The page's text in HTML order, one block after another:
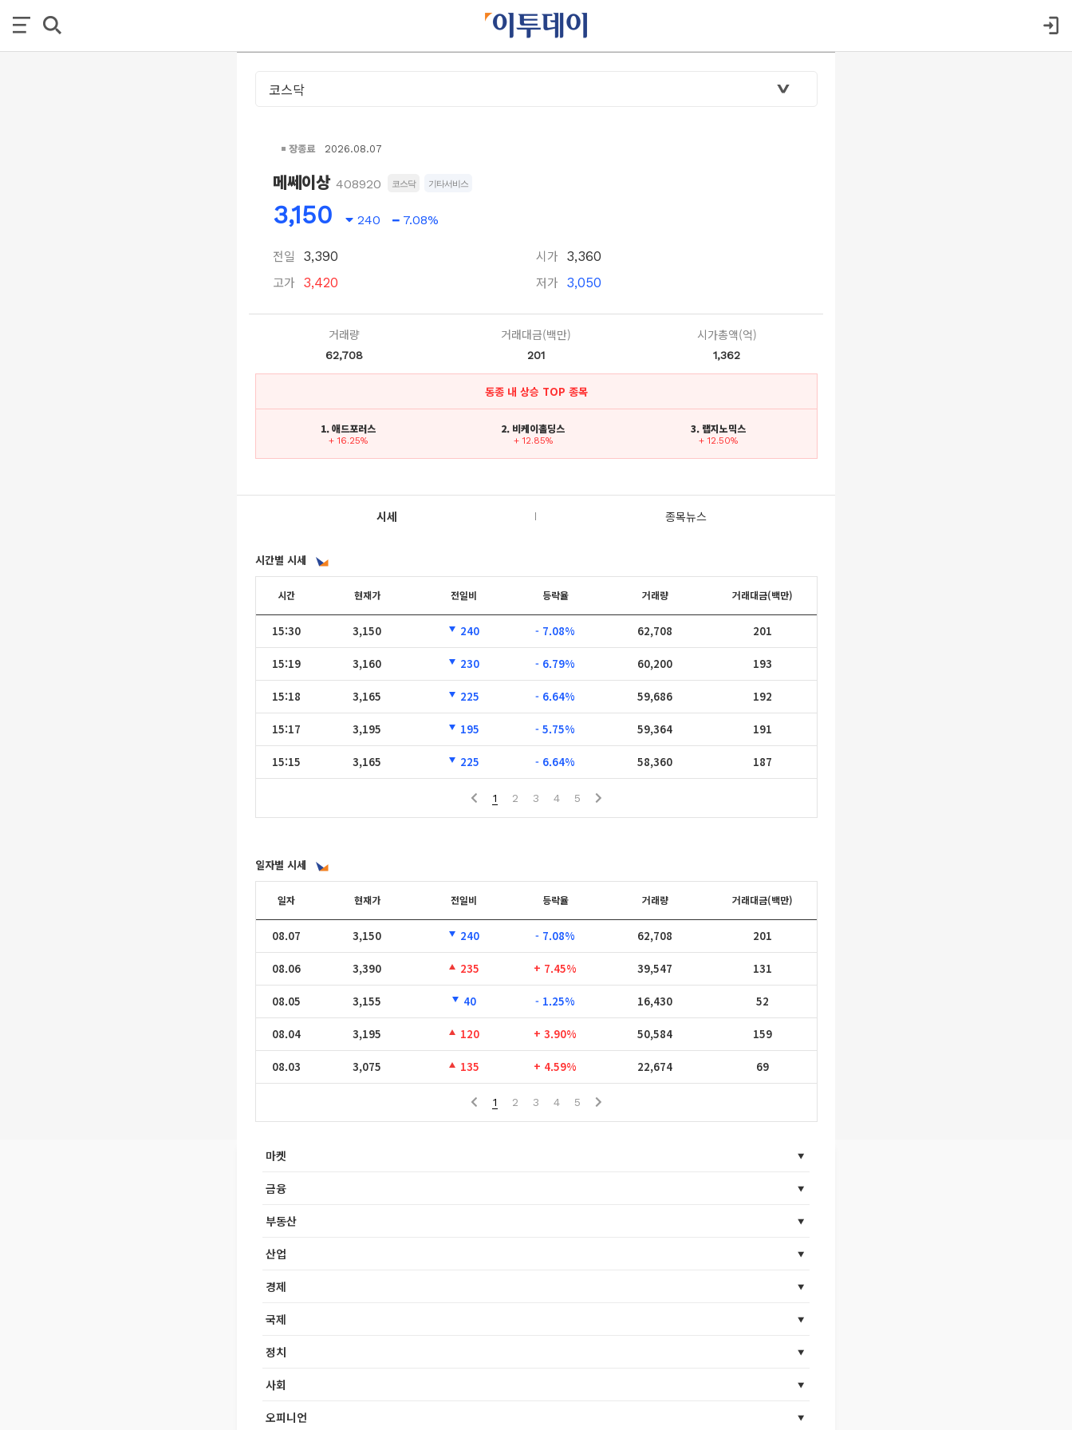
장종료 2026.08.07
메쎄이상 408920 코스닥 기타서비스
3,150 240 7.08%
전일 3,390
고가 3,420
시가 3,360
저가 3,050
거래량
62,708
거래대금(백만)
201
시가총액(억)
1,362
동종 내 상승 TOP 종목
1. 애드포러스
+ 16.25%
2. 비케이홀딩스
+ 12.85%
3. 랩지노믹스
+ 12.50%
시세 종목뉴스
시간별 시세
시간 현재가 전일비 등락율 거래량 거래대금(백만)
15:30 3,150 240 - 7.08% 62,708 201
15:19 3,160 230 - 6.79% 60,200 193
15:18 3,165 225 - 6.64% 59,686 192
15:17 3,195 195 - 5.75% 59,364 191
15:15 3,165 225 - 6.64% 58,360 187
1 2 3 4 5
일자별 시세
일자 현재가 전일비 등락율 거래량 거래대금(백만)
08.07 3,150 240 - 7.08% 62,708 201
08.06 3,390 235 + 7.45% 39,547 131
08.05 3,155 40 - 1.25% 16,430 52
08.04 3,195 120 + 3.90% 50,584 159
08.03 3,075 135 + 4.59% 22,674 69
1 2 3 4 5
마켓
금융
부동산
산업
경제
국제
정치
사회
오피니언